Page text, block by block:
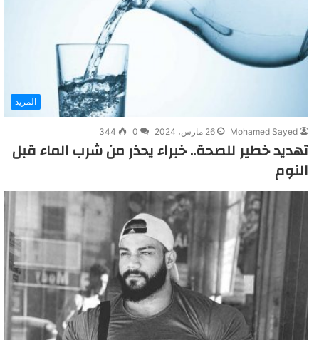
المزيد
Mohamed Sayed 26 مارس، 2024 0
344
تهديد خطير للصحة.. خبراء يحذر من شرب الماء قبل
النوم